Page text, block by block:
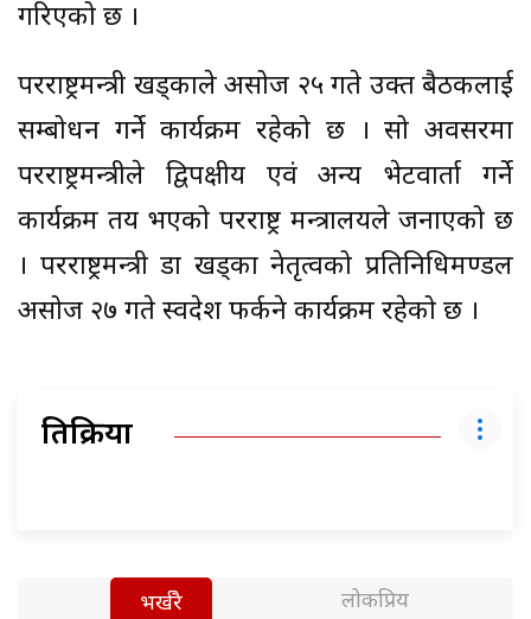
गरिएको छ ।
परराष्ट्रमन्त्री खड्काले असोज २५ गते उक्त बैठकलाई
सम्बोधन गर्ने कार्यक्रम रहेको छ । सो अवसरमा
परराष्ट्रमन्त्रीले द्विपक्षीय एवं अन्य भेटवार्ता गर्ने
कार्यक्रम तय भएको परराष्ट्र मन्त्रालयले जनाएको छ
। परराष्ट्रमन्त्री डा खड्का नेतृत्वको प्रतिनिधिमण्डल
असोज २७ गते स्वदेश फर्कने कार्यक्रम रहेको छ ।
प्रतिक्रिया
भर्खरै लोकप्रिय